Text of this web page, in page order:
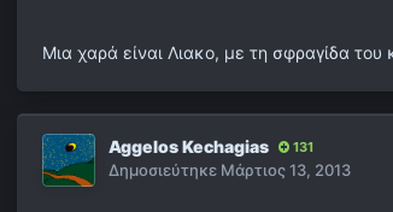
Μια χαρά είναι Λιακο, με τη σφραγίδα
Aggelos Kechagias 131
Δημοσιεύτηκε Μάρτιος 13, 2013